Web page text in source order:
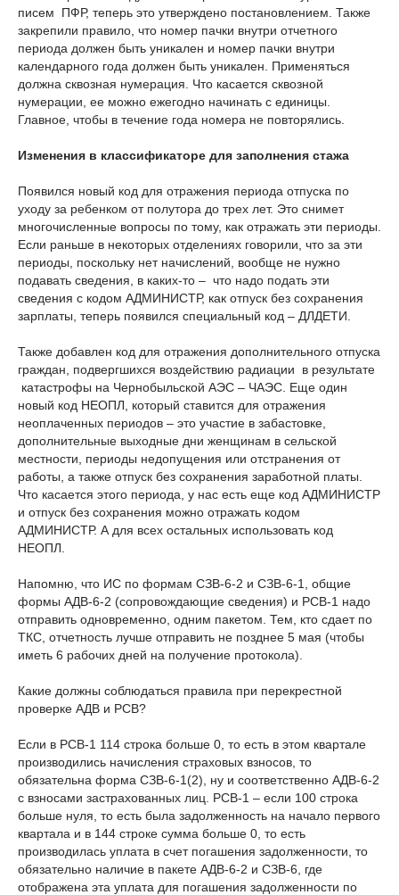
писем ПФР, теперь это утверждено постановлением. Также
закрепили правило, что номер пачки внутри отчетного
периода должен быть уникален и номер пачки внутри
календарного года должен быть уникален. Применяться
должна сквозная нумерация. Что касается сквозной
нумерации, ее можно ежегодно начинать с единицы.
Главное, чтобы в течение года номера не повторялись.
Изменения в классификаторе для заполнения стажа
Появился новый код для отражения периода отпуска по
уходу за ребенком от полутора до трех лет. Это снимет
многочисленные вопросы по тому, как отражать эти периоды.
Если раньше в некоторых отделениях говорили, что за эти
периоды, поскольку нет начислений, вообще не нужно
подавать сведения, в каких-то – что надо подать эти
сведения с кодом АДМИНИСТР, как отпуск без сохранения
зарплаты, теперь появился специальный код –­ ДЛДЕТИ.
Также добавлен код для отражения дополнительного отпуска
граждан, подвергшихся воздействию радиации в результате
катастрофы на Чернобыльской АЭС – ЧАЭС. Еще один
новый код НЕОПЛ, который ставится для отражения
неоплаченных периодов – это участие в забастовке,
дополнительные выходные дни женщинам в сельской
местности, периоды недопущения или отстранения от
работы, а также отпуск без сохранения заработной платы.
Что касается этого периода, у нас есть еще код АДМИНИСТР
и отпуск без сохранения можно отражать кодом
АДМИНИСТР. А для всех остальных использовать код
НЕОПЛ.
Напомню, что ИС по формам СЗВ-6-2 и СЗВ-6-1, общие
формы АДВ-6-2 (сопровождающие сведения) и РСВ-1 надо
отправить одновременно, одним пакетом. Тем, кто сдает по
ТКС, отчетность лучше отправить не позднее 5 мая (чтобы
иметь 6 рабочих дней на получение протокола).
Какие должны соблюдаться правила при перекрестной
проверке АДВ и РСВ?
Если в РСВ-1 114 строка больше 0, то есть в этом квартале
производились начисления страховых взносов, то
обязательна форма СЗВ-6-1(2), ну и соответственно АДВ-6-2
с взносами застрахованных лиц. РСВ-1 – если 100 строка
больше нуля, то есть была задолженность на начало первого
квартала и в 144 строке сумма больше 0, то есть
производилась уплата в счет погашения задолженности, то
обязательно наличие в пакете АДВ-6-2 и СЗВ-6, где
отображена эта уплата для погашения задолженности по